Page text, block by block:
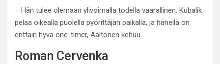
– Hän tulee olemaan ylivoimalla todella vaarallinen. Kubalik
pelaa oikealla puolella pyörittäjän paikalla, ja hänellä on
erittäin hyvä one-timer, Aaltonen kehuu.
Roman Cervenka